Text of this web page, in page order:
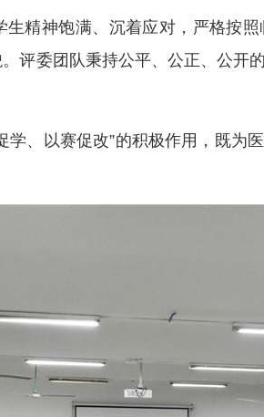
精神饱满、沉着应对，严格按
评委团队秉持公平、公正、公开
学、以赛促改”的积极作用，既为